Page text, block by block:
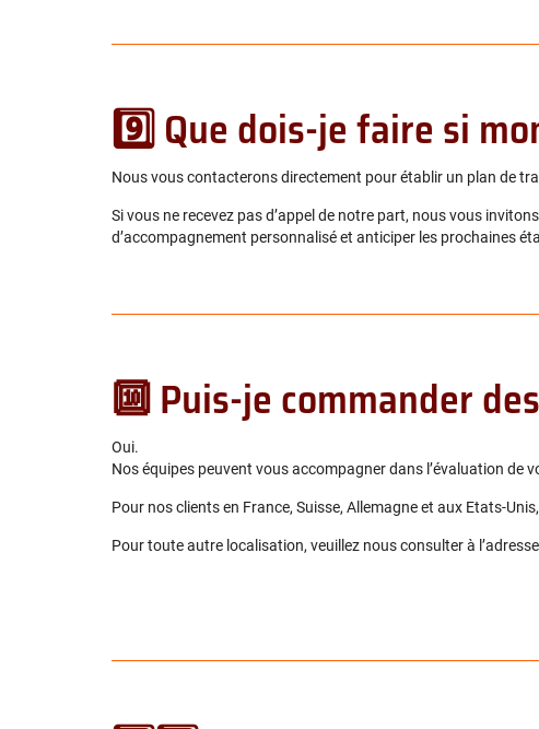
9️⃣ Que dois-je faire si
Nous vous contacterons directement pour établir un plan de
Si vous ne recevez pas d’appel de notre part, nous vous
d’accompagnement personnalisé et anticiper les prochaines
🔟 Puis-je commander
Oui.
Nos équipes peuvent vous accompagner dans l’évaluation de
Pour nos clients en France, Suisse, Allemagne et aux Etats-
Pour toute autre localisation, veuillez nous consulter à